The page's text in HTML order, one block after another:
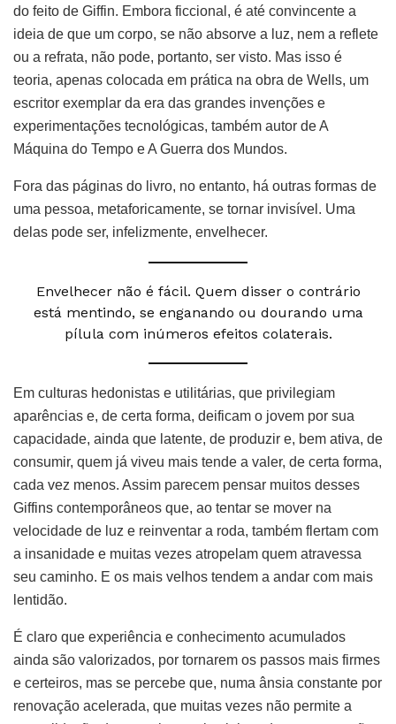
do feito de Giffin. Embora ficcional, é até convincente a
ideia de que um corpo, se não absorve a luz, nem a reflete
ou a refrata, não pode, portanto, ser visto. Mas isso é
teoria, apenas colocada em prática na obra de Wells, um
escritor exemplar da era das grandes invenções e
experimentações tecnológicas, também autor de A
Máquina do Tempo e A Guerra dos Mundos.
Fora das páginas do livro, no entanto, há outras formas de
uma pessoa, metaforicamente, se tornar invisível. Uma
delas pode ser, infelizmente, envelhecer.
Envelhecer não é fácil. Quem disser o contrário
está mentindo, se enganando ou dourando uma
pílula com inúmeros efeitos colaterais.
Em culturas hedonistas e utilitárias, que privilegiam
aparências e, de certa forma, deificam o jovem por sua
capacidade, ainda que latente, de produzir e, bem ativa, de
consumir, quem já viveu mais tende a valer, de certa forma,
cada vez menos. Assim parecem pensar muitos desses
Giffins contemporâneos que, ao tentar se mover na
velocidade de luz e reinventar a roda, também flertam com
a insanidade e muitas vezes atropelam quem atravessa
seu caminho. E os mais velhos tendem a andar com mais
lentidão.
É claro que experiência e conhecimento acumulados
ainda são valorizados, por tornarem os passos mais firmes
e certeiros, mas se percebe que, numa ânsia constante por
renovação acelerada, que muitas vezes não permite a